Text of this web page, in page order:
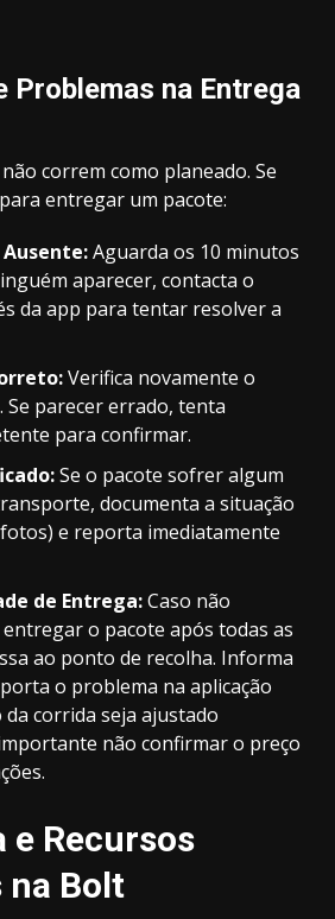
Problemas na Entrega
correm como planeado. Se
entregar um pacote:
Aguarda os 10 minutos
aparecer, contacta o
da app para tentar resolver a
Verifica novamente o
Se parecer errado, tenta
para confirmar.
Se o pacote sofrer algum
documenta a situação
e reporta imediatamente
de Entrega:Caso não
o pacote após todas as
ao ponto de recolha. Informa
o problema na aplicação
corrida seja ajustado
não confirmar o preço
e Recursos
na Bolt